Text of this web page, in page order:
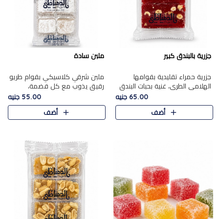
جزرية بالبندق كبير
جزرية حمراء تقليدية بقوامها
الهلامي الطري، غنية بحبات البندق
الفاخرة التي تضيف قرمشة راقية
إلى قوامها الناعم، لتقدم مزيجًا
متوازنًا من النكه..
65.00 جنيه
أضف
ملبن سادة
ملبن شرقي كلاسيكي بقوام طريو
رقيق يذوب مع كل قضمة،
مغطى بطبقة ناعمة من السكر
البودرة ليقدم المذاق الأصيل الذي
ارتبط بحلويات المولد التقليدي..
55.00 جنيه
أضف